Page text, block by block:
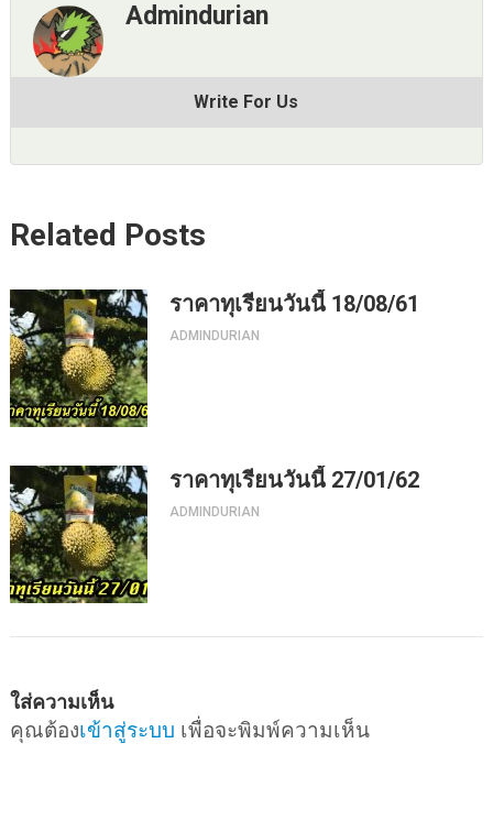
Admindurian
Write For Us
Related Posts
ราคาทุเรียนวันนี้ 18/08/61
ADMINDURIAN
ราคาทุเรียนวันนี้ 27/01/62
ADMINDURIAN
ใส่ความเห็น
คุณต้องเข้าสู่ระบบ เพื่อจะพิมพ์ความเห็น